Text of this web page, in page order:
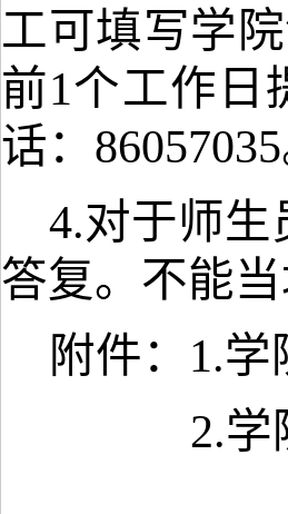
工可填写学
前1个工作日
话：86057035
4.对于师
答复。不能
附件： 1.
2.学